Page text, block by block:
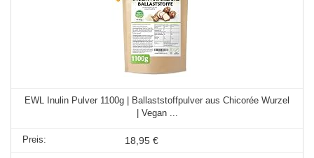
EWL Inulin Pulver 1100g | Ballaststoffpulver aus Chicorée Wurzel
| Vegan ...
18,95 €